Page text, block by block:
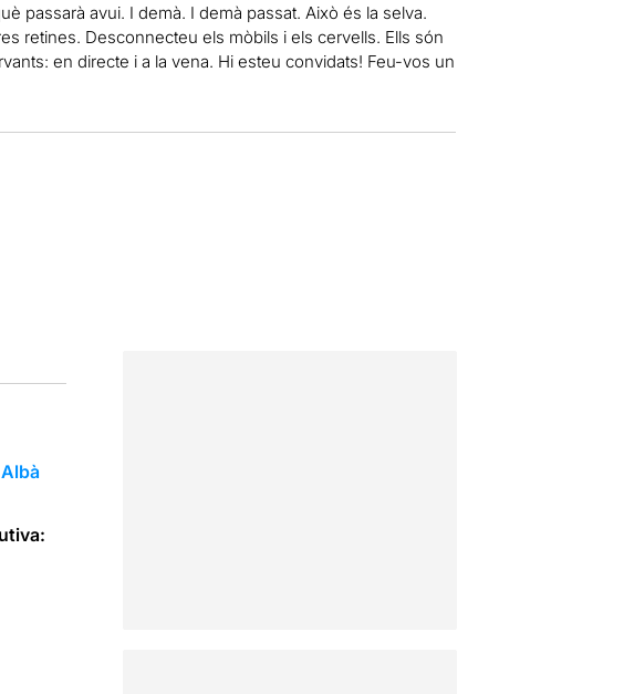
passarà avui. I demà. I demà passat. Això és la selva.
retines. Desconnecteu els mòbils i els cervells. Ells són
en directe i a la vena. Hi esteu convidats! Feu-vos un